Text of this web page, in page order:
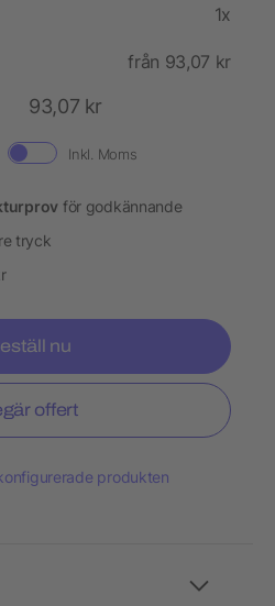
1x
från 93,07 kr
93,07 kr
Inkl. Moms
för godkännande
tryck
nu
offert
produkten